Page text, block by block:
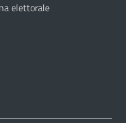
elettorale